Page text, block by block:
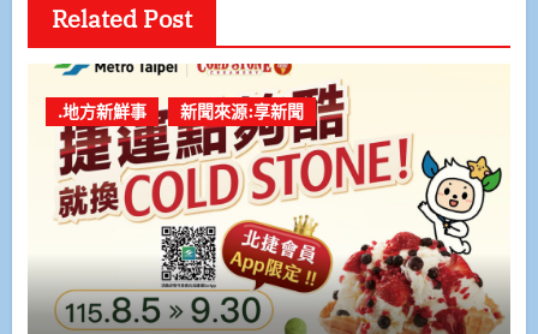
Related Post
.地方新鮮事 新聞來源:享新聞